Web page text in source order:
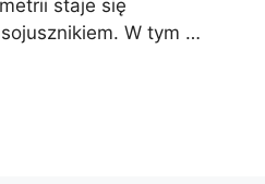
staje się
W tym …